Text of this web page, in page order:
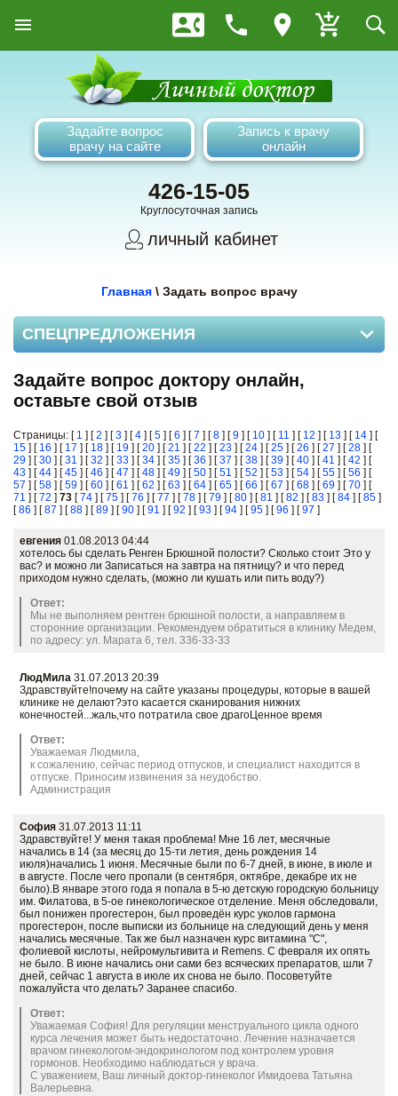
Задайте вопрос
врачу на сайте
Запись к врачу
онлайн
426-15-05
Круглосуточная запись
личный кабинет
Главная\ Задать вопрос врачу
СПЕЦПРЕДЛОЖЕНИЯ
Задайте вопрос доктору онлайн,
оставьте свой отзыв
Страницы: [ 1 ] [2 ] [3 ] [4 ] [5 ] [6 ] [7 ] [8 ] [9 ] [ 10 ] [ 11 ] [ 12 ] [ 13 ] [ 14 ] [
15 ] [ 16 ] [ 17 ] [ 18 ] [ 19 ] [20 ] [21 ] [22 ] [23 ] [24 ] [25 ] [26 ] [27 ] [28 ] [
29 ] [30 ] [31 ] [32 ] [33 ] [34 ] [35 ] [36 ] [37 ] [38 ] [39 ] [40 ] [41 ] [42 ] [
43 ] [44 ] [45 ] [46 ] [47 ] [48 ] [49 ] [50 ] [51 ] [52 ] [53 ] [54 ] [55 ] [56 ] [
57 ] [58 ] [59 ] [60 ] [61 ] [62 ] [63 ] [64 ] [65 ] [66 ] [67 ] [68 ] [69 ] [70 ] [
71 ] [72 ] 73 [74 ] [75 ] [76 ] [77 ] [78 ] [79 ] [80 ] [81 ] [82 ] [83 ] [84 ] [85 ]
[86 ] [87 ] [88 ] [89 ] [90 ] [91 ] [92 ] [93 ] [94 ] [95 ] [96 ] [97 ]
евгения 01.08.2013 04:44
хотелось бы сделать Ренген Брюшной полости? Сколько стоит Это у
вас? и можно ли Записаться на завтра на пятницу? и что перед
приходом нужно сделать, (можно ли кушать или пить воду?)
Ответ:
Мы не выполняем рентген брюшной полости, а направляем в
сторонние организации. Рекомендуем обратиться в клинику Медем,
по адресу: ул. Марата 6, тел. 336-33-33
ЛюдМила 31.07.2013 20:39
Здравствуйте!почему на сайте указаны процедуры, которые в вашей
клинике не делают?это касается сканирования нижних
конечностей...жаль,что потратила свое драгоЦенное время
Ответ:
Уважаемая Людмила,
к сожалению, сейчас период отпусков, и специалист находится в
отпуске. Приносим извинения за неудобство.
Администрация
София 31.07.2013 11:11
Здравствуйте! У меня такая проблема! Мне 16 лет, месячные
начались в 14 (за месяц до 15-ти летия, день рождения 14
июля)начались 1 июня. Месячные были по 6-7 дней, в июне, в июле и
в августе. После чего пропали (в сентября, октябре, декабре их не
было).В январе этого года я попала в 5-ю детскую городскую больницу
им. Филатова, в 5-ое гинекологическое отделение. Меня обследовали,
был понижен прогестерон, был проведён курс уколов гармона
прогестерон, после выписки из больнице на следующий день у меня
начались месячные. Так же был назначен курс витамина "C",
фолиевой кислоты, нейромультивита и Remens. С февраля их опять
не было. В июне начались они сами без всяческих препаратов, шли 7
дней, сейчас 1 августа в июле их снова не было. Посоветуйте
пожалуйста что делать? Заранее спасибо.
Ответ:
Уважаемая София! Для регуляции менструального цикла одного
курса лечения может быть недостаточно. Лечение назначается
врачом гинекологом-эндокринологом под контролем уровня
гормонов. Необходимо наблюдаться у врача.
С уважением, Ваш личный доктор-гинеколог Имидоева Татьяна
Валерьевна.